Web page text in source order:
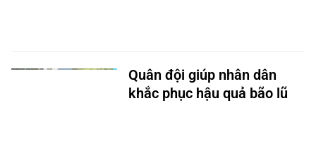
Quân đội giúp nhân dân
khắc phục hậu quả bão lũ